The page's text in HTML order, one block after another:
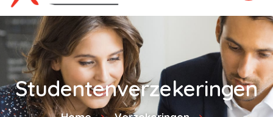
Studentenverzekeringen